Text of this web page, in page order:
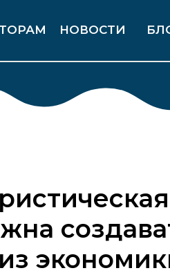
НОВОСТИ